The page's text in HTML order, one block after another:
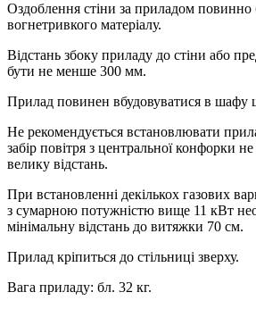
Оздоблення стіни за приладом повинно
вогнетривкого матеріалу.
Відстань збоку приладу до стіни або
бути не менше 300 мм.
Прилад повинен вбудовуватися в
Не рекомендується встановлювати
забір повітря з центральної конфорки
велику відстань.
При встановленні декількох газових
з сумарною потужністю вище 11 кВт
мінімальну відстань до витяжки 70 см.
Прилад кріпиться до стільниці зверху.
Вага приладу: бл. 32 кг.